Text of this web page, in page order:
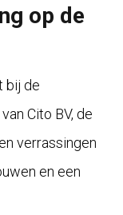
op de
bij de
Cito BV, de
verrassingen
en een